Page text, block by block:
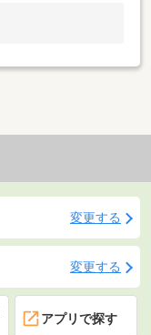
変更する
変更する
アプリで探す